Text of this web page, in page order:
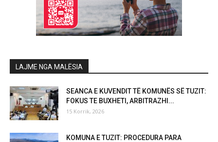
LAJME NGA MALËSIA
SEANCA E KUVENDIT TË KOMUNËS SË TUZIT:
FOKUS TE BUXHETI, ARBITRAZHI...
15 Korrik, 2026
KOMUNA E TUZIT: PROCEDURA PARA